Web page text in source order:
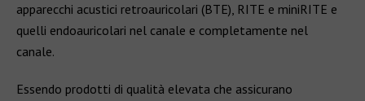
apparecchi acustici retroauricolari (BTE), RITE e miniRITE e
quelli endoauricolari nel canale e completamente nel
canale.
Essendo prodotti di qualità elevata che assicurano